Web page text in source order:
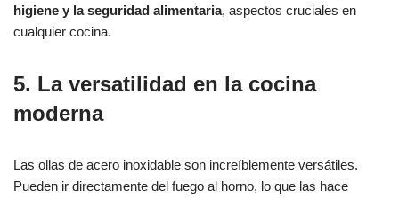
higiene y la seguridad alimentaria, aspectos cruciales en
cualquier cocina.
5. La versatilidad en la cocina
moderna
Las ollas de acero inoxidable son increíblemente versátiles.
Pueden ir directamente del fuego al horno, lo que las hace